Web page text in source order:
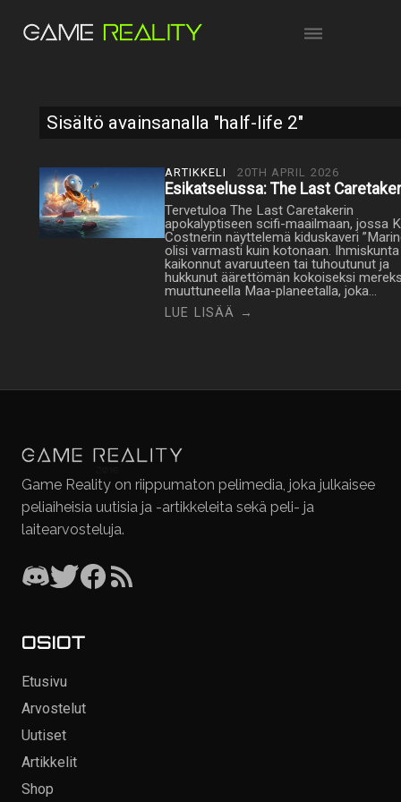
Sisältö avainsanalla "half-life 2"
ARTIKKELI 20TH APRIL 2026
Esikatselussa: The Last Caretaker
Tervetuloa The Last Caretakerin
apokalyptiseen scifi-maailmaan, jossa
Costnerin näyttelemä kiduskaveri
olisi varmasti kuin kotonaan.
kaikonnut avaruuteen tai tuhoutunut ja
hukkunut äärettömän kokoiseksi
muuttuneella Maa-planeetalla, joka…
LUE LISÄÄ →
Game Reality on riippumaton pelimedia, joka julkaisee
peliaiheisia uutisia ja -artikkeleita sekä peli- ja
laitearvosteluja.
OSIOT
Etusivu
Arvostelut
Uutiset
Artikkelit
Shop